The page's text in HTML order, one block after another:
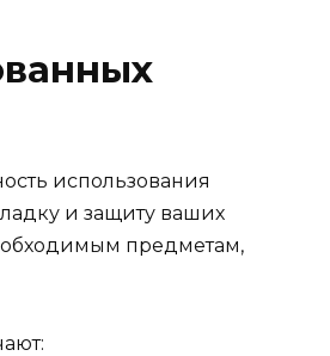
использования
и защиту ваших
предметам,